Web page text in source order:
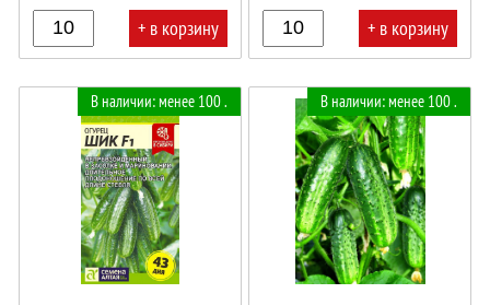
+ в корзину
+ в корзину
корзине!
В наличии: менее 100 . В наличии: менее 100 .